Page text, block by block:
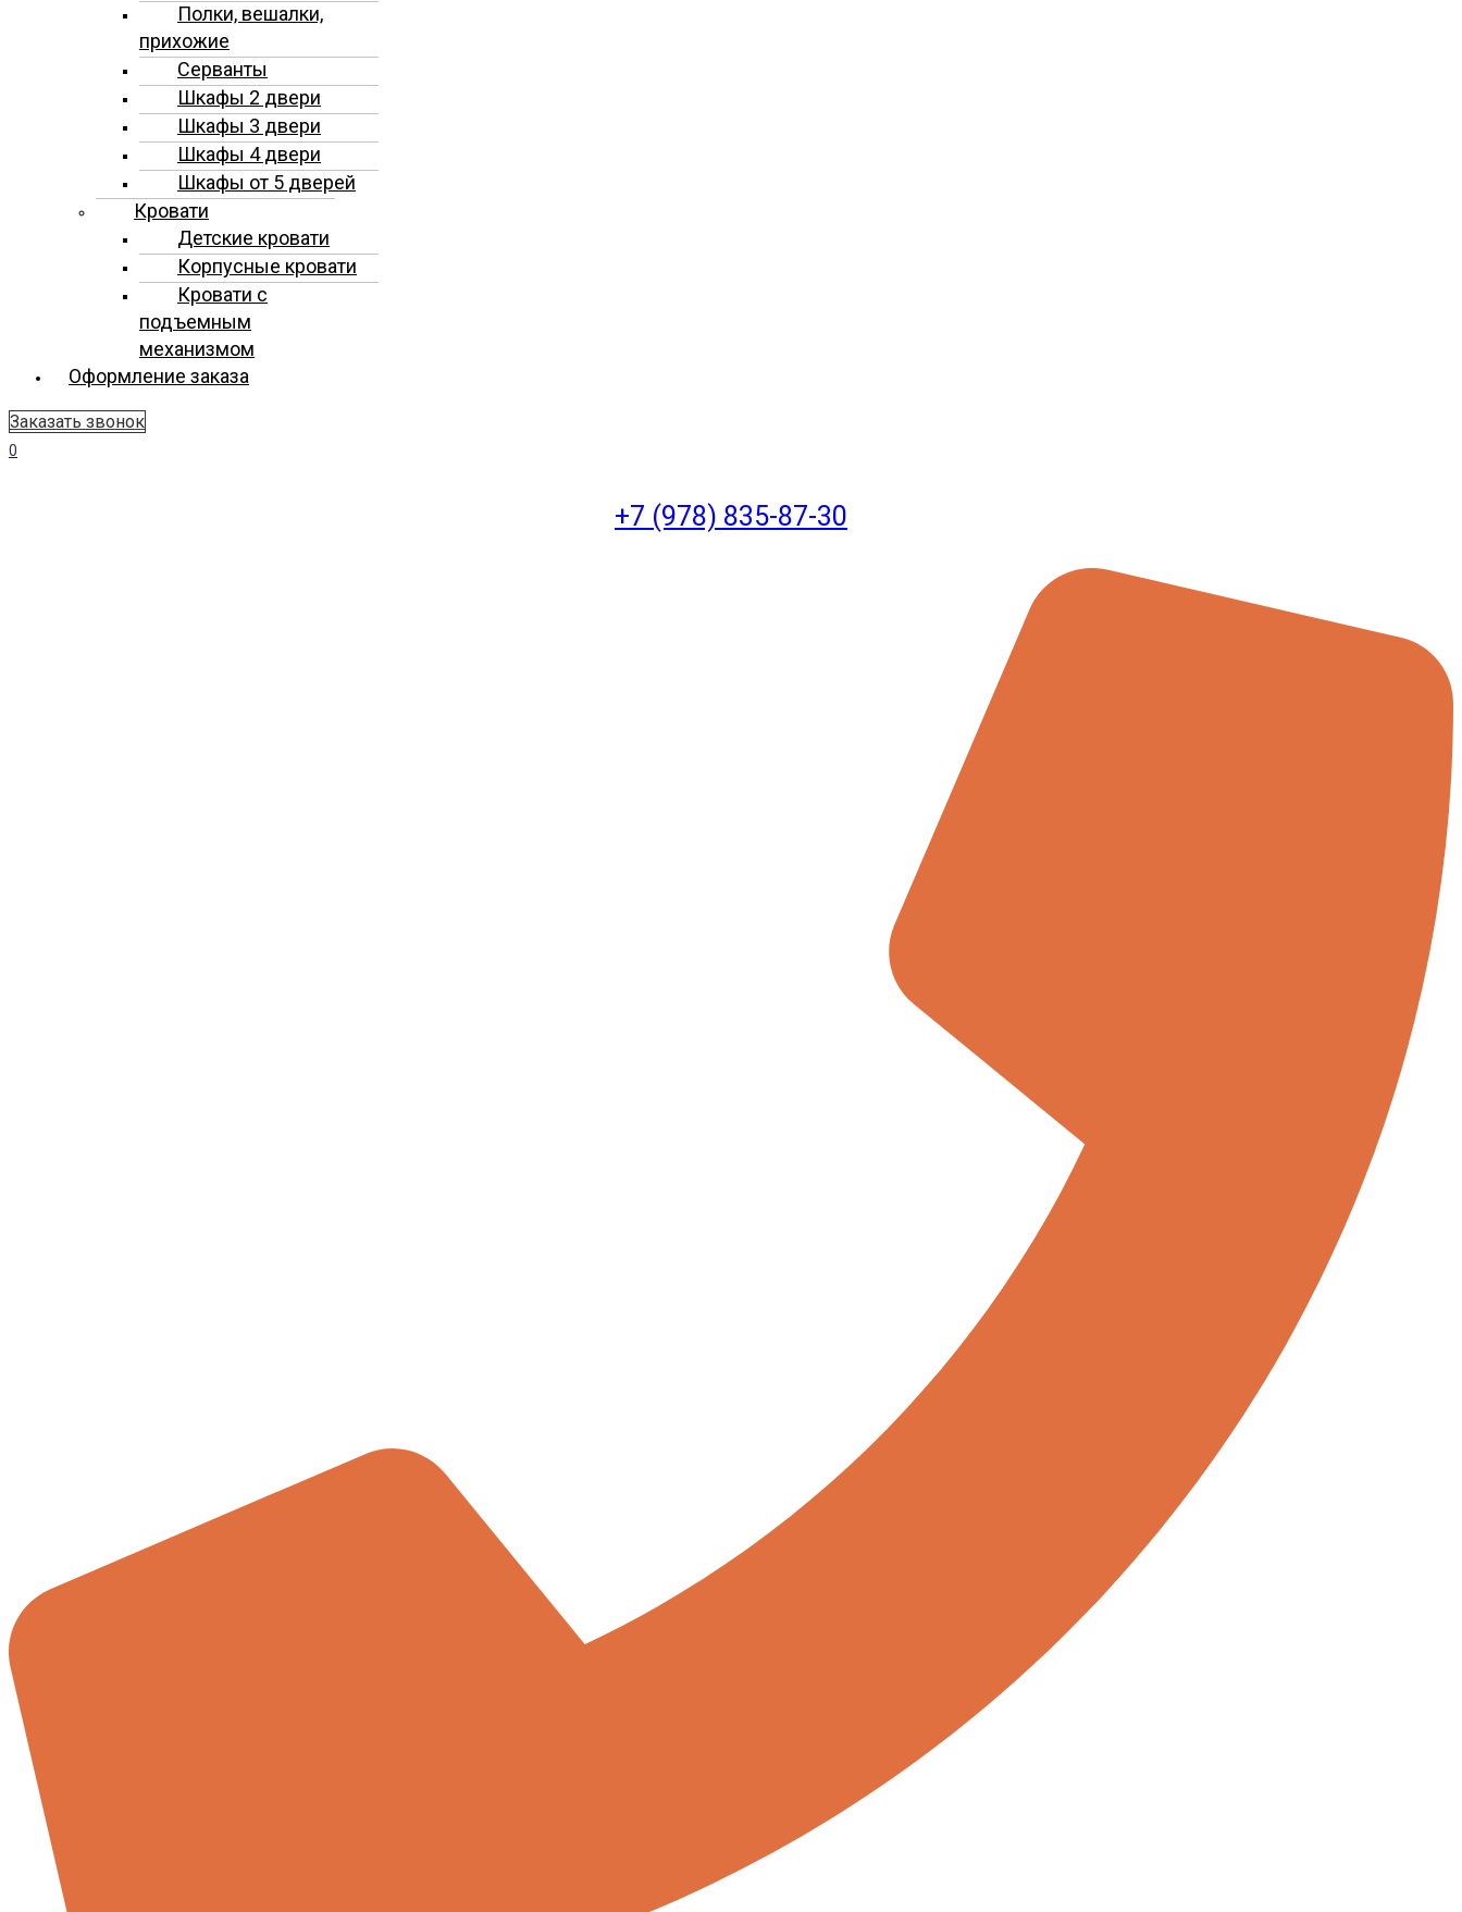
Полки, вешалки,
прихожие
Серванты
Шкафы 2 двери
Шкафы 3 двери
Шкафы 4 двери
Шкафы от 5 дверей
Кровати
Детские кровати
Корпусные кровати
Кровати с
подъемным
механизмом
Оформление заказа
Заказать звонок
0
+7 (978) 835-87-30